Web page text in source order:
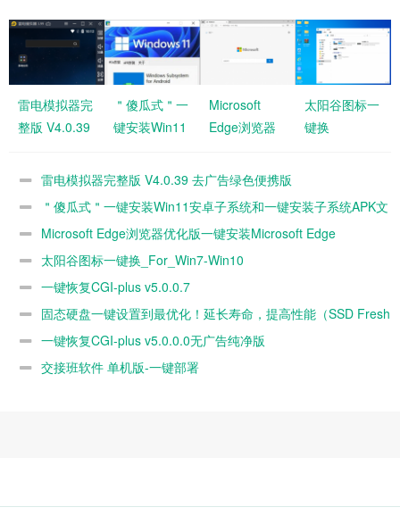
雷电模拟器完
整版 V4.0.39
携版
＂傻瓜式＂一
键安装Win11
一键安装子系
Microsoft
Edge浏览器
装Microsoft
v94.0.992.38
官
太阳谷图标一
键换
雷电模拟器完整版 V4.0.39 去广告绿色便携版
＂傻瓜式＂一键安装Win11安卓子系统和一键安装子系统APK文
件
Microsoft Edge浏览器优化版一键安装Microsoft Edge
v94.0.992.38 官
太阳谷图标一键换_For_Win7-Win10
一键恢复CGI-plus v5.0.0.7
固态硬盘一键设置到最优化！延长寿命，提高性能（SSD Fresh
2020版直
一键恢复CGI-plus v5.0.0.0无广告纯净版
交接班软件 单机版-一键部署